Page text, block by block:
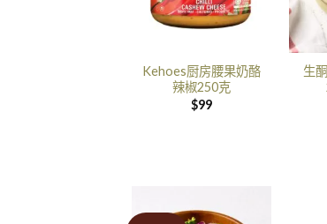
Kehoes厨房腰果奶酪
辣椒250克
$99
生